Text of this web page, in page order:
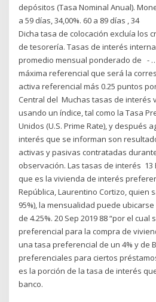
depósitos (Tasa Nominal Anual).
a 59 días, 34,00%. 60 a 89 días , 34
Dicha tasa de colocación excluía los
de tesorería. Tasas de interés
promedio mensual ponderado de -
máxima referencial que será la
activa referencial más 0.25 puntos
Central del Muchas tasas de interés
usando un índice, tal como la Tasa
Unidos (U.S. Prime Rate), y después
interés que se informan son
activas y pasivas contratadas
observación. Las tasas de interés 13
que es la vivienda de interés
República, Laurentino Cortizo, quien
95%), la mensualidad puede
de 4.25%. 20 Sep 2019 88 “por el
preferencial para la compra de
una tasa preferencial de un 4% y de
preferenciales para ciertos
es la porción de la tasa de interés
banco.